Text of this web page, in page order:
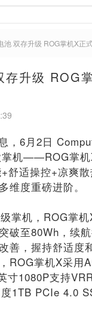
池 双存升级 ROG掌机X正
升级 ROG
，6月2日
掌机——ROG掌机
舒适操控+凉爽
维度重磅进阶。
掌机，ROG掌
破至80Wh，续航
善，握持舒适度
ROG掌机X采用
寸1080P支持
1TB PCIe 4.0